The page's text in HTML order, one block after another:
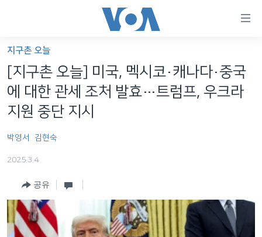
가
능
링
크
인
로
세계
VOD
FOLLOW US
언어 선택
지구촌 오늘
[지구촌 오늘] 미국, 멕시코·캐나다·중국
에 대한 관세 조처 발효…트럼프, 우크라
지원 중단 지시
박영서 김현숙
2025.3.4
공유